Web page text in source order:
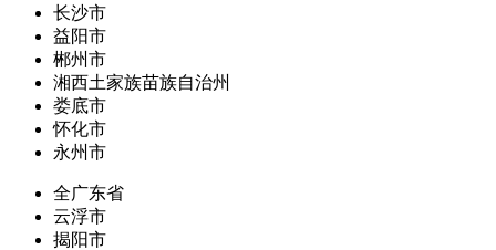
长沙市
益阳市
郴州市
湘西土家族苗族自治州
娄底市
怀化市
永州市
全广东省
云浮市
揭阳市